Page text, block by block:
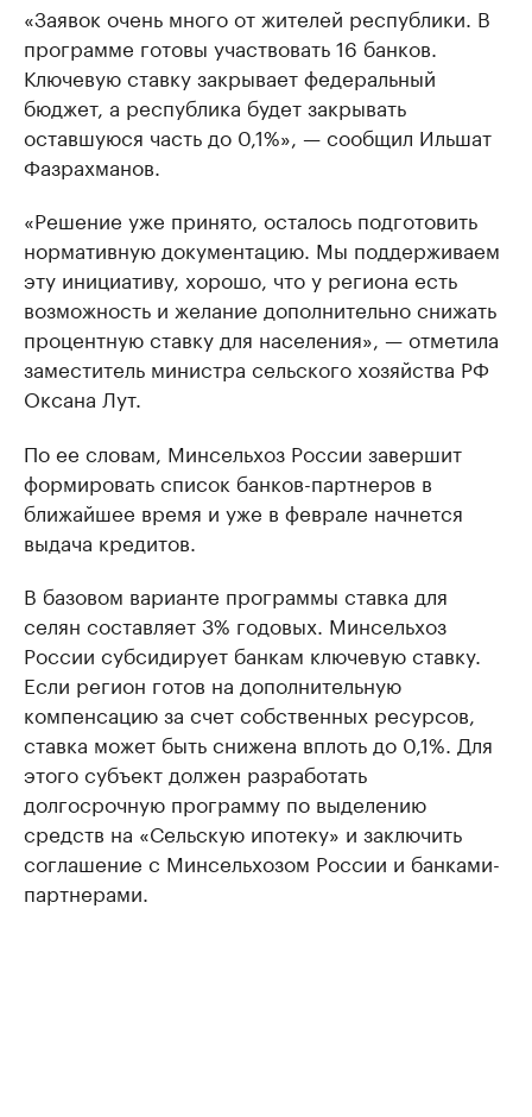
«Заявок очень много от жителей республики. В
программе готовы участвовать 16 банков.
Ключевую ставку закрывает федеральный
бюджет, а республика будет закрывать
оставшуюся часть до 0,1%», — сообщил Ильшат
Фазрахманов.
«Решение уже принято, осталось подготовить
нормативную документацию. Мы поддерживаем
эту инициативу, хорошо, что у региона есть
возможность и желание дополнительно снижать
процентную ставку для населения», — отметила
заместитель министра сельского хозяйства РФ
Оксана Лут.
По ее словам, Минсельхоз России завершит
формировать список банков-партнеров в
ближайшее время и уже в феврале начнется
выдача кредитов.
В базовом варианте программы ставка для
селян составляет 3% годовых. Минсельхоз
России субсидирует банкам ключевую ставку.
Если регион готов на дополнительную
компенсацию за счет собственных ресурсов,
ставка может быть снижена вплоть до 0,1%. Для
этого субъект должен разработать
долгосрочную программу по выделению
средств на «Сельскую ипотеку» и заключить
соглашение с Минсельхозом России и банками-
партнерами.